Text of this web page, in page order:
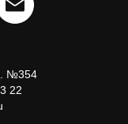
№354
22